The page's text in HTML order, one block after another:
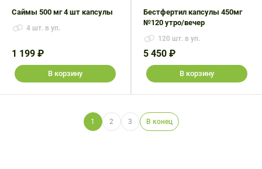
Саймы 500 мг 4 шт капсулы
4 шт. в уп.
1 199 ₽
В корзину
Бестфертил капсулы 450мг
№120 утро/вечер
120 шт. в уп.
5 450 ₽
В корзину
1 2 3 В конец